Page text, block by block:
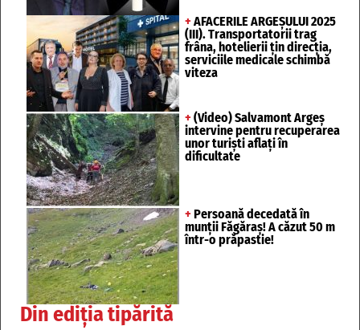
+ AFACERILE ARGEȘULUI 2025
(III). Transportatorii trag
frâna, hotelierii țin direcția,
serviciile medicale schimbă
viteza
+ (Video) Salvamont Argeș
intervine pentru recuperarea
unor turişti aflaţi în
dificultate
+ Persoană decedată în
munții Făgăraș! A căzut 50 m
într-o prăpastie!
Din ediția tipărită